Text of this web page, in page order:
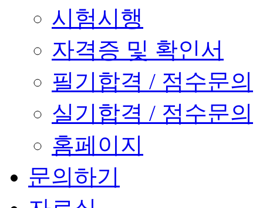
시험시행
자격증 및 확인서
필기합격 / 점수문의
실기합격 / 점수문의
홈페이지
문의하기